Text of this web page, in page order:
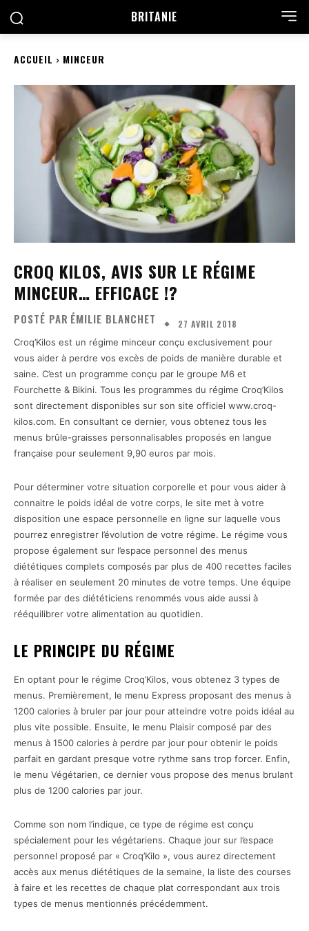
BRITANIE
ACCUEIL MINCEUR
CROQ KILOS, AVIS SUR LE RÉGIME
MINCEUR… EFFICACE !?
POSTÉ PAR ÉMILIE BLANCHET 27 AVRIL 2018
Croq’Kilos est un régime minceur conçu exclusivement pour
vous aider à perdre vos excès de poids de manière durable et
saine. C’est un programme conçu par le groupe M6 et
Fourchette & Bikini. Tous les programmes du régime Croq’Kilos
sont directement disponibles sur son site officiel www.croq-
kilos.com. En consultant ce dernier, vous obtenez tous les
menus brûle-graisses personnalisables proposés en langue
française pour seulement 9,90 euros par mois.
Pour déterminer votre situation corporelle et pour vous aider à
connaitre le poids idéal de votre corps, le site met à votre
disposition une espace personnelle en ligne sur laquelle vous
pourrez enregistrer l’évolution de votre régime. Le régime vous
propose également sur l’espace personnel des menus
diététiques complets composés par plus de 400 recettes faciles
à réaliser en seulement 20 minutes de votre temps. Une équipe
formée par des diététiciens renommés vous aide aussi à
rééquilibrer votre alimentation au quotidien.
LE PRINCIPE DU RÉGIME
En optant pour le régime Croq’Kilos, vous obtenez 3 types de
menus. Premièrement, le menu Express proposant des menus à
1200 calories à bruler par jour pour atteindre votre poids idéal au
plus vite possible. Ensuite, le menu Plaisir composé par des
menus à 1500 calories à perdre par jour pour obtenir le poids
parfait en gardant presque votre rythme sans trop forcer. Enfin,
le menu Végétarien, ce dernier vous propose des menus brulant
plus de 1200 calories par jour.
Comme son nom l’indique, ce type de régime est conçu
spécialement pour les végétariens. Chaque jour sur l’espace
personnel proposé par « Croq’Kilo », vous aurez directement
accès aux menus diététiques de la semaine, la liste des courses
à faire et les recettes de chaque plat correspondant aux trois
types de menus mentionnés précédemment.